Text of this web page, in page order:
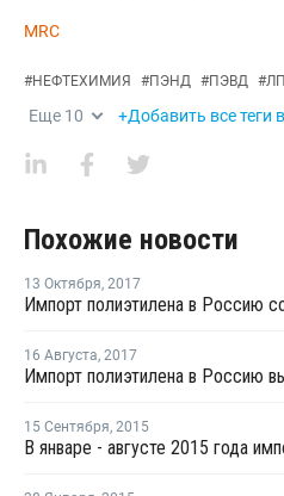
MRC
#НЕФТЕХИМИЯ #ПЭНД #ПЭВД #
Еще 10 +Добавить все теги
Похожие новости
13 Октября, 2017
16 Августа, 2017
Импорт полиэтилена в Россию
15 Сентября, 2015